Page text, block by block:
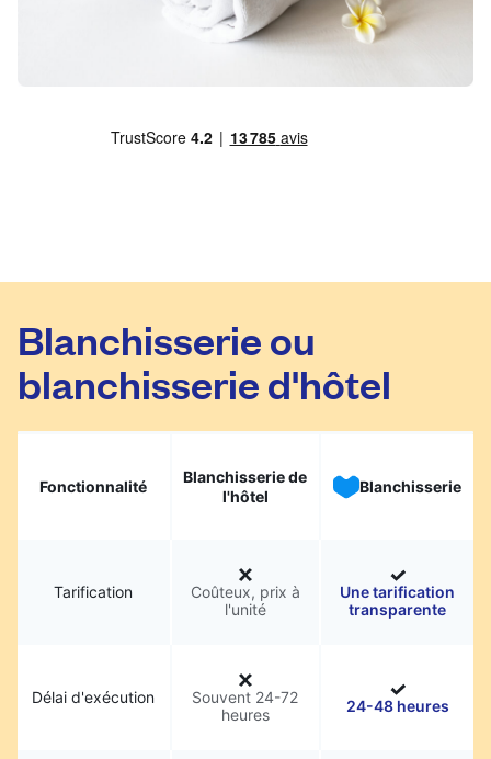
Blanchisserie ou
blanchisserie d'hôtel
Fonctionnalité
Blanchisserie de
l'hôtel
Blanchisserie
Tarification
Coûteux, prix à
l'unité
Une tarification
transparente
Délai d'exécution
Souvent 24-72
heures
24-48 heures